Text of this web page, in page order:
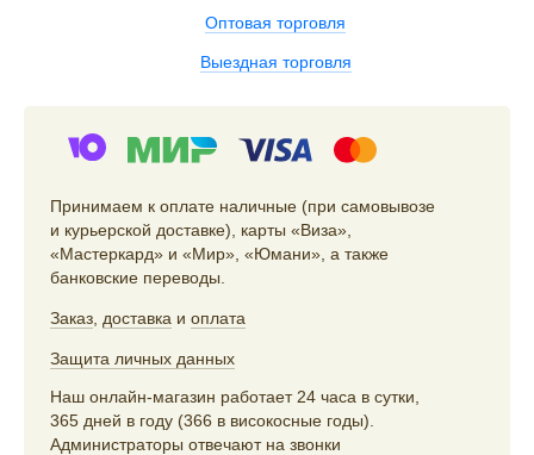
Оптовая торговля
Выездная торговля
Принимаем к оплате наличные (при самовывозе
и курьерской доставке), карты «Виза»,
«Мастеркард» и «Мир», «Юмани», а также
банковские переводы.
Заказ доставка и оплата
Защита личных данных
Наш онлайн-магазин работает 24 часа в сутки,
365 дней в году (366 в високосные годы).
Администраторы отвечают на звонки